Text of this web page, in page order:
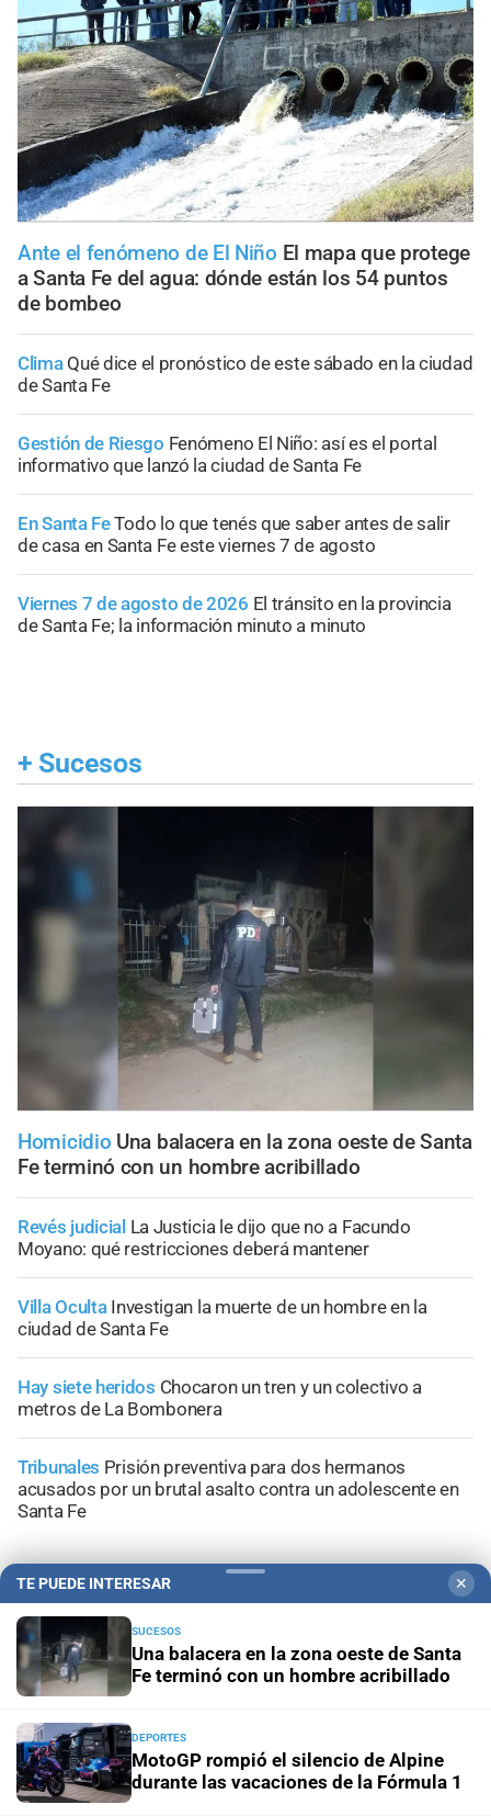
Ante el fenómeno de El Niño El mapa que protege
a Santa Fe del agua: dónde están los 54 puntos
de bombeo
Clima Qué dice el pronóstico de este sábado en la ciudad
de Santa Fe
Gestión de Riesgo Fenómeno El Niño: así es el portal
informativo que lanzó la ciudad de Santa Fe
En Santa FeTodo lo que tenés que saber antes de salir
de casa en Santa Fe este viernes 7 de agosto
Viernes 7 de agosto de 2026 El tránsito en la provincia
de Santa Fe; la información minuto a minuto
+ Sucesos
Homicidio Una balacera en la zona oeste de Santa
Fe terminó con un hombre acribillado
Revés judicial La Justicia le dijo que no a Facundo
Moyano: qué restricciones deberá mantener
Villa Oculta Investigan la muerte de un hombre en la
ciudad de Santa Fe
Hay siete heridos Chocaron un tren y un colectivo a
metros de La Bombonera
Tribunales Prisión preventiva para dos hermanos
acusados por un brutal asalto contra un adolescente en
Santa Fe
+Información General
TE PUEDE INTERESAR ✕
SUCESOS
Una balacera en la zona oeste de Santa
Fe terminó con un hombre acribillado
DEPORTES
MotoGP rompió el silencio de Alpine
durante las vacaciones de la Fórmula 1